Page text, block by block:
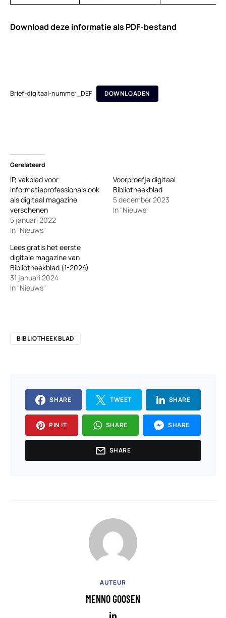
Download deze informatie als PDF-bestand
Brief-digitaal-nummer_DEF DOWNLOADEN
Gerelateerd
IP, vakblad voor
informatieprofessionals ook
als digitaal magazine
verschenen
5 januari 2022
In "Nieuws"
Voorproefje digitaal
Bibliotheekblad
5 december 2023
In "Nieuws"
Lees gratis het eerste
digitale magazine van
Bibliotheekblad (1-2024)
31 januari 2024
In "Nieuws"
BIBLIOTHEEKBLAD
SHARE TWEET SHARE
PIN IT SHARE SHARE
SHARE
AUTEUR
MENNO GOOSEN